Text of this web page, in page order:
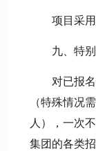
项目采用
九、特
对已报
（特殊情况
人），一次
集团的各类